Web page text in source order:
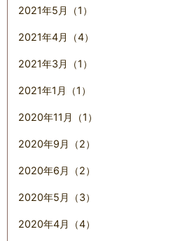
2021年5月（1）
2021年4月（4）
2021年3月（1）
2021年1月（1）
2020年11月（1）
2020年9月（2）
2020年6月（2）
2020年5月（3）
2020年4月（4）